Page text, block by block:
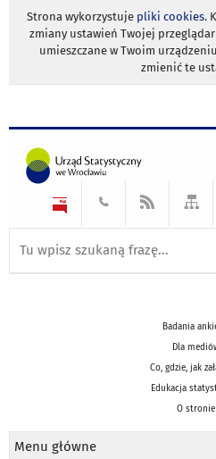
Strona wykorzystuje pliki cookies.
zmiany ustawień Twojej
umieszczane w Twoim
zmienić te
Badania
Dla
Co, gdzie, jak
Edukacja
O stronie
Menu główne